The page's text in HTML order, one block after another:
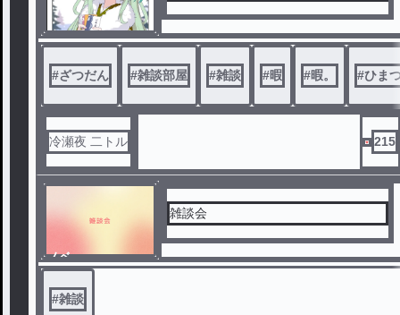
#ざつだん #雑談部屋 #雑談 #暇 #暇。 #ひま
冷瀬夜 二トル 215
ノベ
ル
雑談会
#雑談